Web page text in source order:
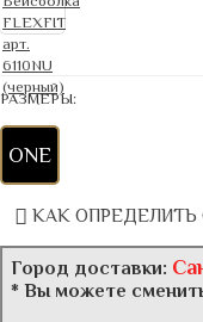
РАЗМЕРЫ:
ONE
КАК ОПРЕДЕЛИТЬ
Город доставки:
* Вы можете